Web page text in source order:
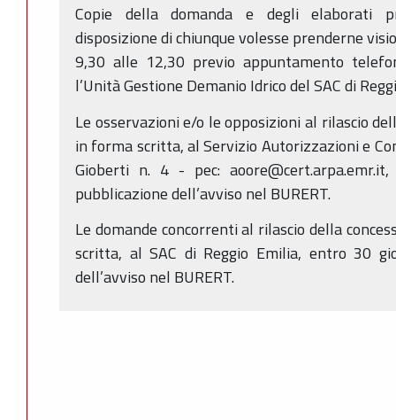
Copie della domanda e degli elaborati
disposizione di chiunque volesse prenderne
9,30 alle 12,30 previo appuntamento
l’Unità Gestione Demanio Idrico del SAC di
Le osservazioni e/o le opposizioni al rilascio
in forma scritta, al Servizio Autorizzazioni e
Gioberti n. 4 - pec:
pubblicazione dell’avviso nel BURERT.
Le domande concorrenti al rilascio della
scritta, al SAC di Reggio Emilia, entro 30
dell’avviso nel BURERT.